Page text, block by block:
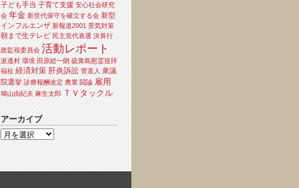
子ども手当 子育て支援 安心社会研究
会 年金 新世代保守を確立する会 新型
インフルエンザ 新報道2001 景気対策
朝まで生テレビ 民主党代表選 決算行
政監視委員会 活動レポート
派遣村 環境 田原総一朗 硫黄島慰霊巡拝
福祉 経済対策 肝炎訴訟 菅直人 衆議
院選挙 診療報酬改定 農業 闘論 雇用
鳩山由紀夫 麻生太郎 ＴＶタックル
アーカイブ